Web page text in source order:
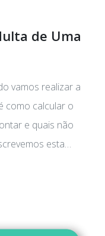
de Uma
vamos realizar a
como calcular o
e quais não
esta